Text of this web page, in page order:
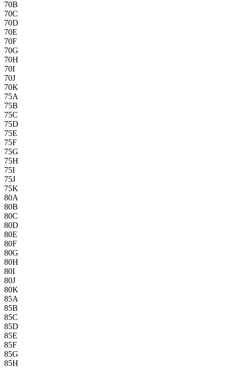
70B
70C
70D
70E
70F
70G
70H
70I
70J
70K
75A
75B
75C
75D
75E
75F
75G
75H
75I
75J
75K
80A
80B
80C
80D
80E
80F
80G
80H
80I
80J
80K
85A
85B
85C
85D
85E
85F
85G
85H